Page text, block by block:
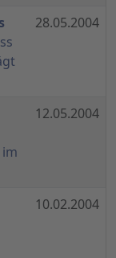
28.05.2004
12.05.2004
10.02.2004